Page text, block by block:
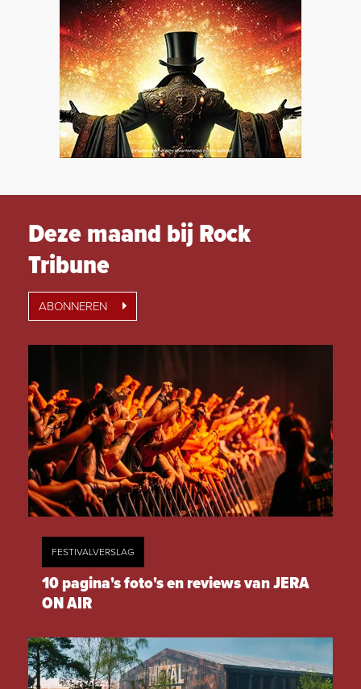
Deze maand bij Rock
Tribune
ABONNEREN
FESTIVALVERSLAG
10 pagina's foto's en reviews van JERA
ON AIR